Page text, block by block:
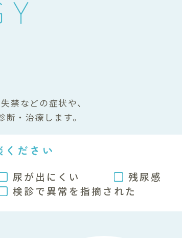
禁などの症状や、
・治療します。
ください
尿が出にくい
残尿感
検診で異常を指摘された